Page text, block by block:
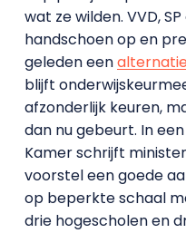
wat ze wilden. VVD,
handschoen op en
geleden een
blijft
afzonderlijk keuren,
dan nu gebeurt. In
Kamer schrijft
voorstel een goede
op beperkte schaal
drie hogescholen en